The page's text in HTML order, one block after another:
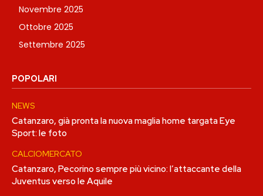
Novembre 2025
Ottobre 2025
Settembre 2025
POPOLARI
NEWS
Catanzaro, già pronta la nuova maglia home targata Eye
Sport: le foto
CALCIOMERCATO
Catanzaro, Pecorino sempre più vicino: l’attaccante della
Juventus verso le Aquile